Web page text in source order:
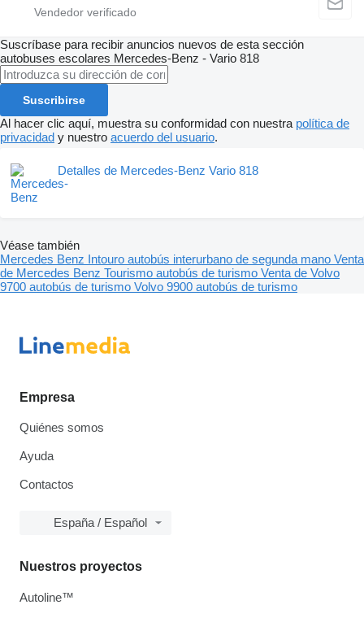
Suscríbase para recibir anuncios nuevos de esta sección
autobuses escolares Mercedes-Benz - Vario 818
Suscribirse
Al hacer clic aquí, muestra su conformidad con nuestra política de
privacidad y nuestro acuerdo del usuario.
Detalles de Mercedes-Benz Vario 818
Véase también
Mercedes Benz Intouro autobús interurbano de segunda mano Venta
de Mercedes Benz Tourismo autobús de turismo Venta de Volvo
9700 autobús de turismo Volvo 9900 autobús de turismo
Empresa
Quiénes somos
Ayuda
Contactos
España / Español
Nuestros proyectos
Autoline™